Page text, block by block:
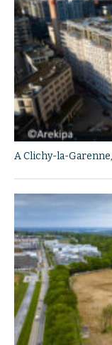
A Clichy-la-